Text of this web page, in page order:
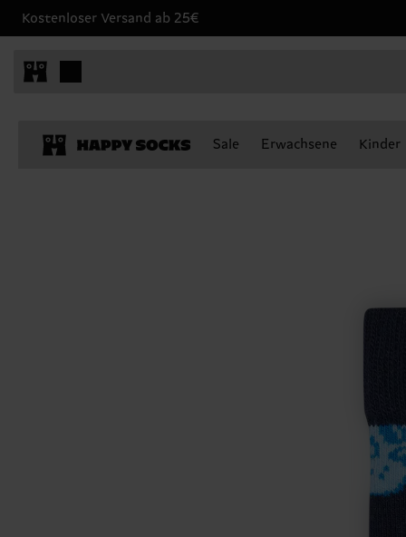
Kostenloser Versand ab 25€
Sale Erwachsene Kinder